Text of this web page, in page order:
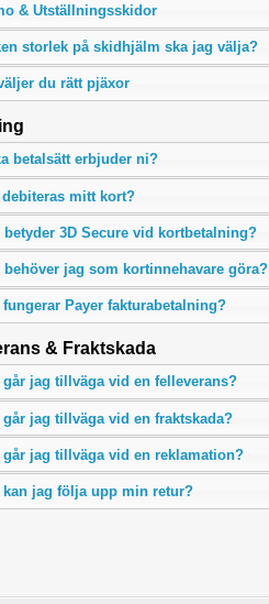
& Utställningsskidor
storlek på skidhjälm ska jag välja?
du rätt pjäxor
betalsätt erbjuder ni?
debiteras mitt kort?
betyder 3D Secure vid kortbetalning?
behöver jag som kortinnehavare göra?
fungerar Payer fakturabetalning?
& Fraktskada
går jag tillväga vid en felleverans?
går jag tillväga vid en fraktskada?
går jag tillväga vid en reklamation?
kan jag följa upp min retur?